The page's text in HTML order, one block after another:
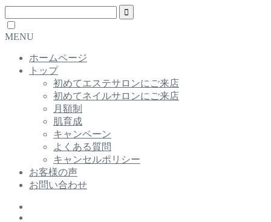
MENU
ホームページ
トップ
初めてエステサロンにご来店
初めてネイルサロンにご来店
月額制
肌育成
キャンペーン
よくある質問
キャンセルポリシー
お客様の声
お問い合わせ